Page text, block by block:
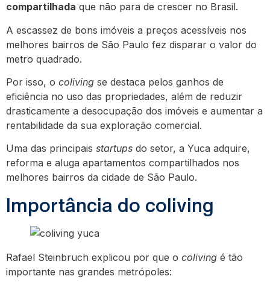
compartilhada que não para de crescer no Brasil.
A escassez de bons imóveis a preços acessíveis nos
melhores bairros de São Paulo fez disparar o valor do
metro quadrado.
Por isso, o coliving se destaca pelos ganhos de
eficiência no uso das propriedades, além de reduzir
drasticamente a desocupação dos imóveis e aumentar a
rentabilidade da sua exploração comercial.
Uma das principais startups do setor, a Yuca adquire,
reforma e aluga apartamentos compartilhados nos
melhores bairros da cidade de São Paulo.
Importância do coliving
Rafael Steinbruch explicou por que o coliving é tão
importante nas grandes metrópoles: